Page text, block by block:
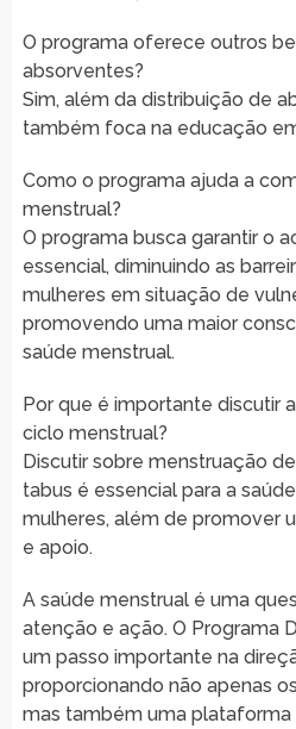
O programa oferece outros
absorventes?
Sim, além da distribuição de
também foca na educação
Como o programa ajuda a
menstrual?
O programa busca garantir o
essencial, diminuindo as
mulheres em situação de
promovendo uma maior
saúde menstrual.
Por que é importante discutir
ciclo menstrual?
Discutir sobre menstruação
tabus é essencial para a
mulheres, além de promover
e apoio.
A saúde menstrual é uma
atenção e ação. O Programa
um passo importante na
proporcionando não apenas
mas também uma